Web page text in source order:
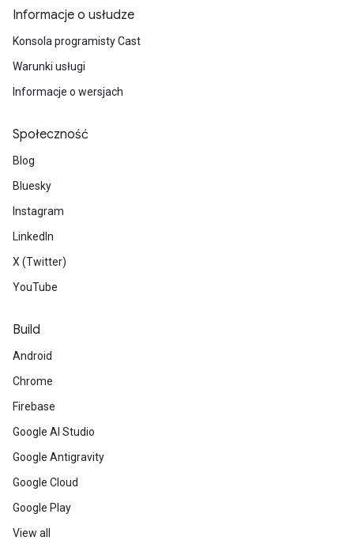
Informacje o usłudze
Konsola programisty Cast
Warunki usługi
Informacje o wersjach
Społeczność
Blog
Bluesky
Instagram
LinkedIn
X (Twitter)
YouTube
Build
Android
Chrome
Firebase
Google AI Studio
Google Antigravity
Google Cloud
Google Play
View all